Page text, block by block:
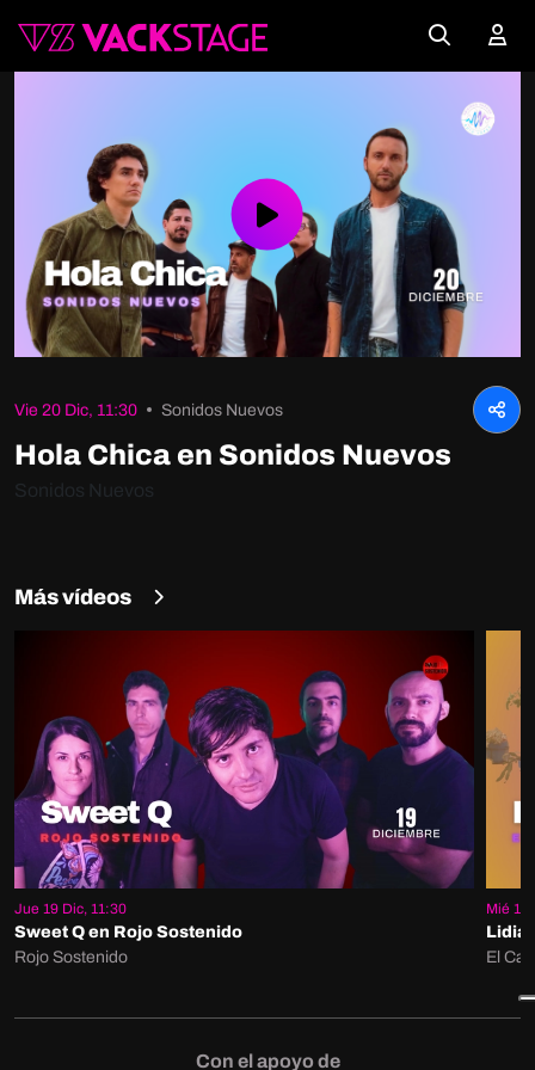
Play
Video
Vie 20 Dic, 11:30 Sonidos Nuevos
Hola Chica en Sonidos Nuevos
Sonidos Nuevos
Más vídeos
Jue 19 Dic, 11:30
Sweet Q en Rojo Sostenido
Rojo Sostenido
Mié 18
Lidia
El
Con el apoyo de